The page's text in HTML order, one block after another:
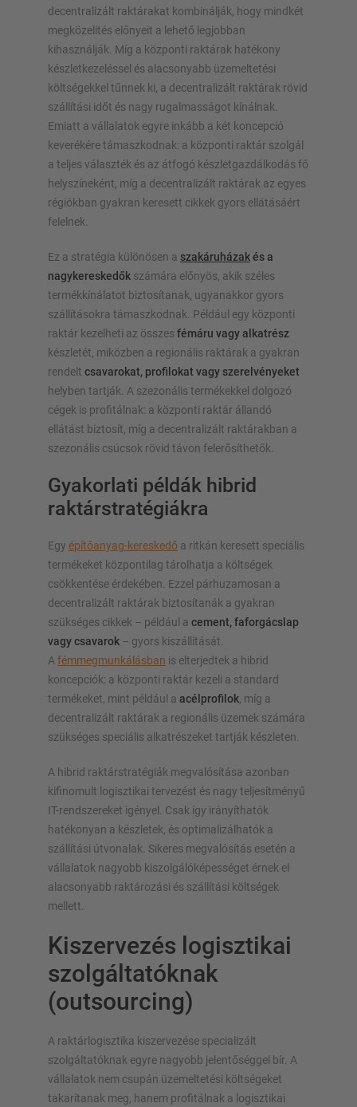
decentralizált raktárakat kombinálják, hogy mindkét
megközelítés előnyeit a lehető legjobban
kihasználják. Míg a központi raktárak hatékony
készletkezeléssel és alacsonyabb üzemeltetési
költségekkel tűnnek ki, a decentralizált raktárak rövid
szállítási időt és nagy rugalmasságot kínálnak.
Emiatt a vállalatok egyre inkább a két koncepció
keverékére támaszkodnak: a központi raktár szolgál
a teljes választék és az átfogó készletgazdálkodás fő
helyszíneként, míg a decentralizált raktárak az egyes
régiókban gyakran keresett cikkek gyors ellátásáért
felelnek.
Ez a stratégia különösen a szakáruházakés a
nagykereskedők számára előnyös, akik széles
termékkínálatot biztosítanak, ugyanakkor gyors
szállításokra támaszkodnak. Például egy központi
raktár kezelheti az összes fémáru vagy alkatrész
készletét, miközben a regionális raktárak a gyakran
rendelt csavarokat, profilokat vagy szerelvényeket
helyben tartják. A szezonális termékekkel dolgozó
cégek is profitálnak: a központi raktár állandó
ellátást biztosít, míg a decentralizált raktárakban a
szezonális csúcsok rövid távon felerősíthetők.
Gyakorlati példák hibrid
raktárstratégiákra
Egy építőanyag-kereskedő a ritkán keresett speciális
termékeket központilag tárolhatja a költségek
csökkentése érdekében. Ezzel párhuzamosan a
decentralizált raktárak biztosítanák a gyakran
szükséges cikkek – például a cement, faforgácslap
vagy csavarok – gyors kiszállítását.
A fémmegmunkálásban is elterjedtek a hibrid
koncepciók: a központi raktár kezeli a standard
termékeket, mint például a acélprofilok , míg a
decentralizált raktárak a regionális üzemek számára
szükséges speciális alkatrészeket tartják készleten.
A hibrid raktárstratégiák megvalósítása azonban
kifinomult logisztikai tervezést és nagy teljesítményű
IT-rendszereket igényel. Csak így irányíthatók
hatékonyan a készletek, és optimalizálhatók a
szállítási útvonalak. Sikeres megvalósítás esetén a
vállalatok nagyobb kiszolgálóképességet érnek el
alacsonyabb raktározási és szállítási költségek
mellett.
Kiszervezés logisztikai
szolgáltatóknak
(outsourcing)
A raktárlogisztika kiszervezése specializált
szolgáltatóknak egyre nagyobb jelentőséggel bír. A
vállalatok nem csupán üzemeltetési költségeket
takarítanak meg, hanem profitálnak a logisztikai